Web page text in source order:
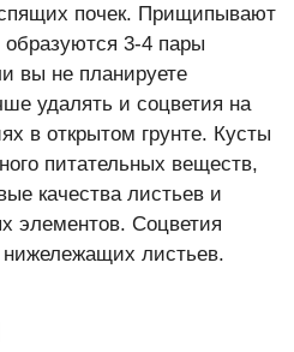
почек. Прищипывают
образуются 3-4 пары
вы не планируете
удалять и соцветия на
в открытом грунте. Кусты
питательных веществ,
качества листьев и
элементов. Соцветия
листьев.